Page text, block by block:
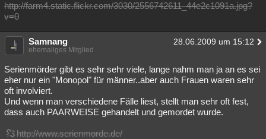
http://farm4.static.flickr.com/3030/2556742611_44e2c1091a.jpg?
v=0
Samnang 28.06.2009 um 15:12
ehemaliges Mitglied
Serienmörder gibt es sehr sehr viele, lange nahm man ja an es sei
eher nur ein "Monopol" für männer..aber auch Frauen waren sehr
oft involviert.
Und wenn man verschiedene Fälle liest, stellt man sehr oft fest,
dass auch PAARWEISE gehandelt und gemordet wurde.
http://www.serienmorde.de/